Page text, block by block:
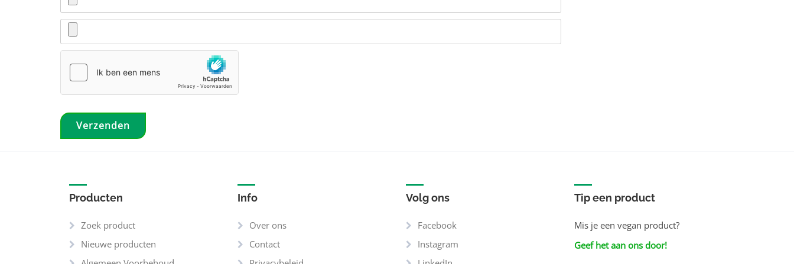
Producten
Zoek product
Nieuwe producten
Info
Over ons
Contact
Volg ons
Facebook
Instagram
Tip een product
Mis je een vegan product?
Geef het aan ons door!